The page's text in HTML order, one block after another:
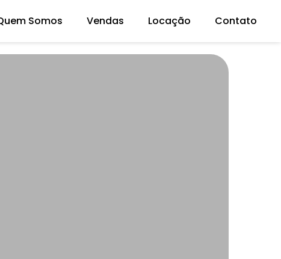
Contato
Locação
Vendas
Somos